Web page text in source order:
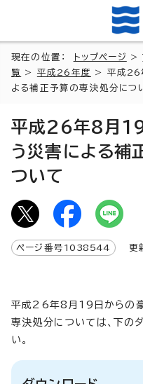
現在の位置： トップページ >
覧
> 平成26年度
> 平成26
よる補正予算の専決処分につ
平成26年8月
う災害による補
ついて
ページ番号 1038544 更
平成26年8月19日からの
専決処分については、下の
い。